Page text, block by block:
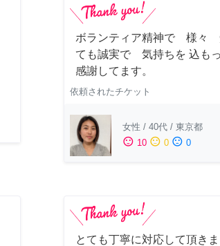
ボランティア精神で 様々
ても誠実で 気持ちを 込も
感謝してます。
依頼されたチケット
女性 / 40代 / 東京都
sentiment_satisfied 10 sentiment_neutral 0 sentiment_dissatisfied 0
とても丁寧に対応して頂き